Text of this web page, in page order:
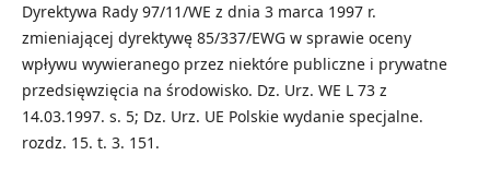
Dyrektywa Rady 97/11/WE z dnia 3 marca 1997 r.
zmieniającej dyrektywę 85/337/EWG w sprawie oceny
wpływu wywieranego przez niektóre publiczne i prywatne
przedsięwzięcia na środowisko. Dz. Urz. WE L 73 z
14.03.1997. s. 5; Dz. Urz. UE Polskie wydanie specjalne.
rozdz. 15. t. 3. 151.